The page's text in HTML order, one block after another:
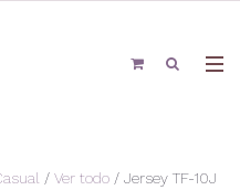
/ Ver todo/ Jersey TF-10J